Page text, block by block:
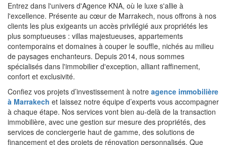
Entrez dans l'univers d'Agence KNA, où le luxe s'allie à
l'excellence. Présente au cœur de Marrakech, nous offrons à nos
clients les plus exigeants un accès privilégié aux propriétés les
plus somptueuses : villas majestueuses, appartements
contemporains et domaines à couper le souffle, nichés au milieu
de paysages enchanteurs. Depuis 2014, nous sommes
spécialisés dans l'immobilier d'exception, alliant raffinement,
confort et exclusivité.
Confiez vos projets d’investissement à notre agence immobilière
à Marrakech et laissez notre équipe d’experts vous accompagner
à chaque étape. Nos services vont bien au-delà de la transaction
immobilière, avec une gestion sur mesure des propriétés, des
services de conciergerie haut de gamme, des solutions de
financement et des projets de rénovation personnalisés. Que